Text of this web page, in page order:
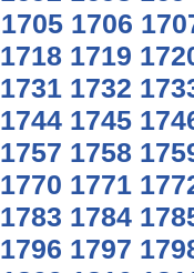
1705 1706
1718 1719
1731 1732
1744 1745
1757 1758
1770 1771
1783 1784
1796 1797